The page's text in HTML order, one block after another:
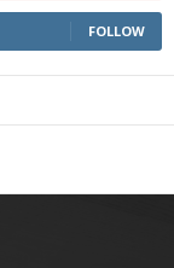
FOLLOW